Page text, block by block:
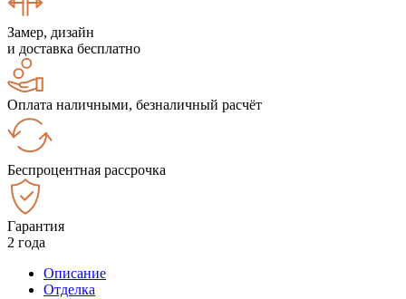
Замер, дизайн
и доставка бесплатно
Оплата наличными, безналичный расчёт
Беспроцентная рассрочка
Гарантия
2 года
Описание
Отделка